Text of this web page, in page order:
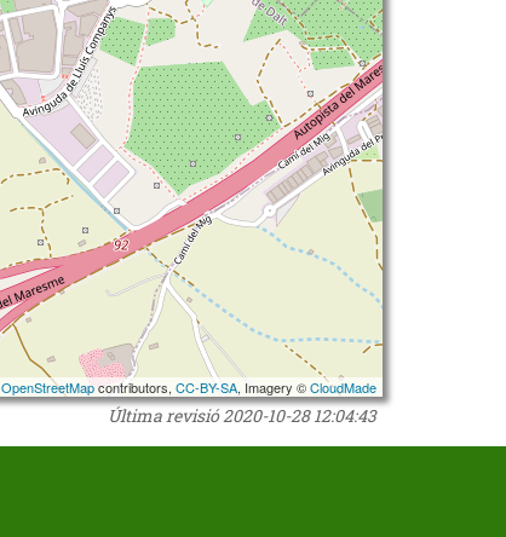
OpenStreetMapcontributors, CC-BY-SA, Imagery ©CloudMade
Última revisió2020-10-28 12:04:43